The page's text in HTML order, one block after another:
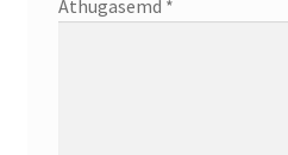
Athugasemd *